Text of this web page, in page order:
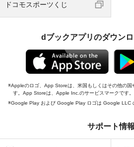
ドコモスポーツくじ
dブックアプリのダウン
Appleのロゴ、App Storeは、米国もしくはその他の
す。App Storeは、Apple Inc.のサービスマークです。
Google Play および Google Play ロゴは Google LLC
サポート情報